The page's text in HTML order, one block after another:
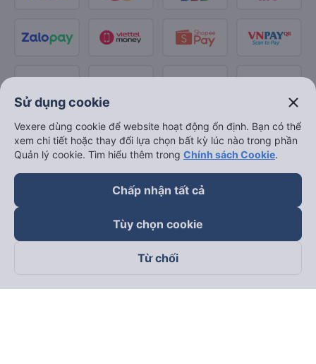
Theo dõi chúng tôi trên
Sử dụng cookie close
Vexere dùng cookie để website hoạt động ổn định. Bạn có thể
xem chi tiết hoặc thay đổi lựa chọn bất kỳ lúc nào trong phần
Quản lý cookie. Tìm hiểu thêm trong Chính sách Cookie.
Chấp nhận tất cả
Tùy chọn cookie
Từ chối